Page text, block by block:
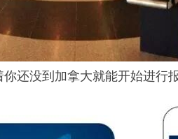
还没到加拿大就能开始进行